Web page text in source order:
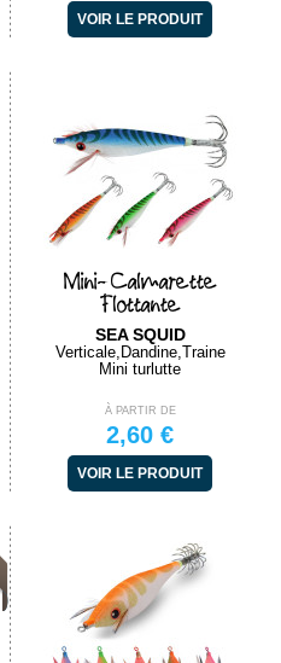
VOIR LE PRODUIT
Mini-Calmarette
Flottante
SEA SQUID
Verticale,Dandine,Traine
Mini turlutte
À PARTIR DE
2,60 €
VOIR LE PRODUIT